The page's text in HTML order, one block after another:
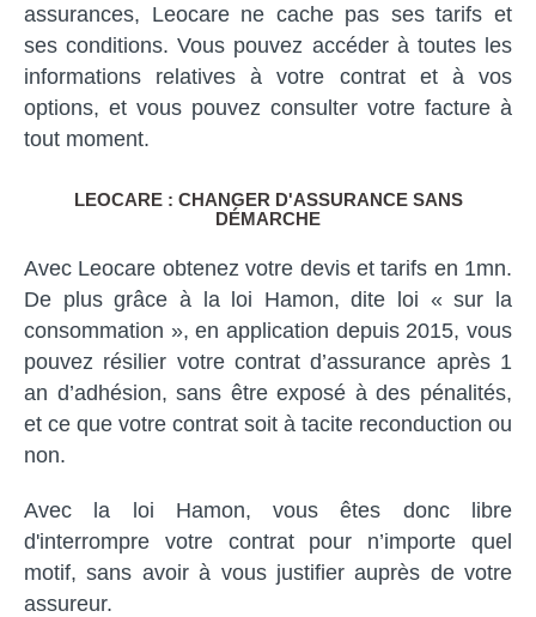
assurances, Leocare ne cache pas ses tarifs et
ses conditions. Vous pouvez accéder à toutes les
informations relatives à votre contrat et à vos
options, et vous pouvez consulter votre facture à
tout moment.
LEOCARE : CHANGER D'ASSURANCE SANS
DÉMARCHE
Avec Leocare obtenez votre devis et tarifs en 1mn.
De plus grâce à la loi Hamon, dite loi « sur la
consommation », en application depuis 2015, vous
pouvez résilier votre contrat d’assurance après 1
an d’adhésion, sans être exposé à des pénalités,
et ce que votre contrat soit à tacite reconduction ou
non.
Avec la loi Hamon, vous êtes donc libre
d'interrompre votre contrat pour n’importe quel
motif, sans avoir à vous justifier auprès de votre
assureur.